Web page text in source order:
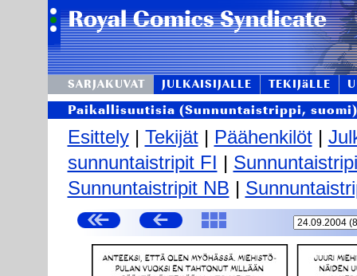
SARJAKUVAT JULKAISIJALLE TEKIJäLLE
Paikallisuutisia (Sunnuntaistrippi, suomi)
Esittely| Tekijät| Päähenkilöt|
sunnuntaistripit FI |
Sunnuntaistripit NB |